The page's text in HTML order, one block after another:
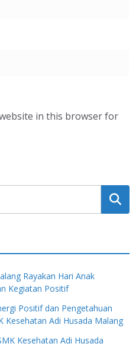
in this browser for
Search
Rayakan Hari Anak
Kegiatan Positif
Positif dan Pengetahuan
Kesehatan Adi Husada Malang
Kesehatan Adi Husada